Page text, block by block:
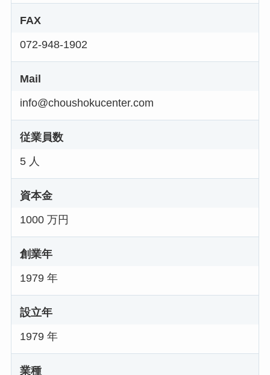
FAX
072-948-1902
Mail
info@choushokucenter.com
従業員数
5 人
資本金
1000 万円
創業年
1979 年
設立年
1979 年
業種